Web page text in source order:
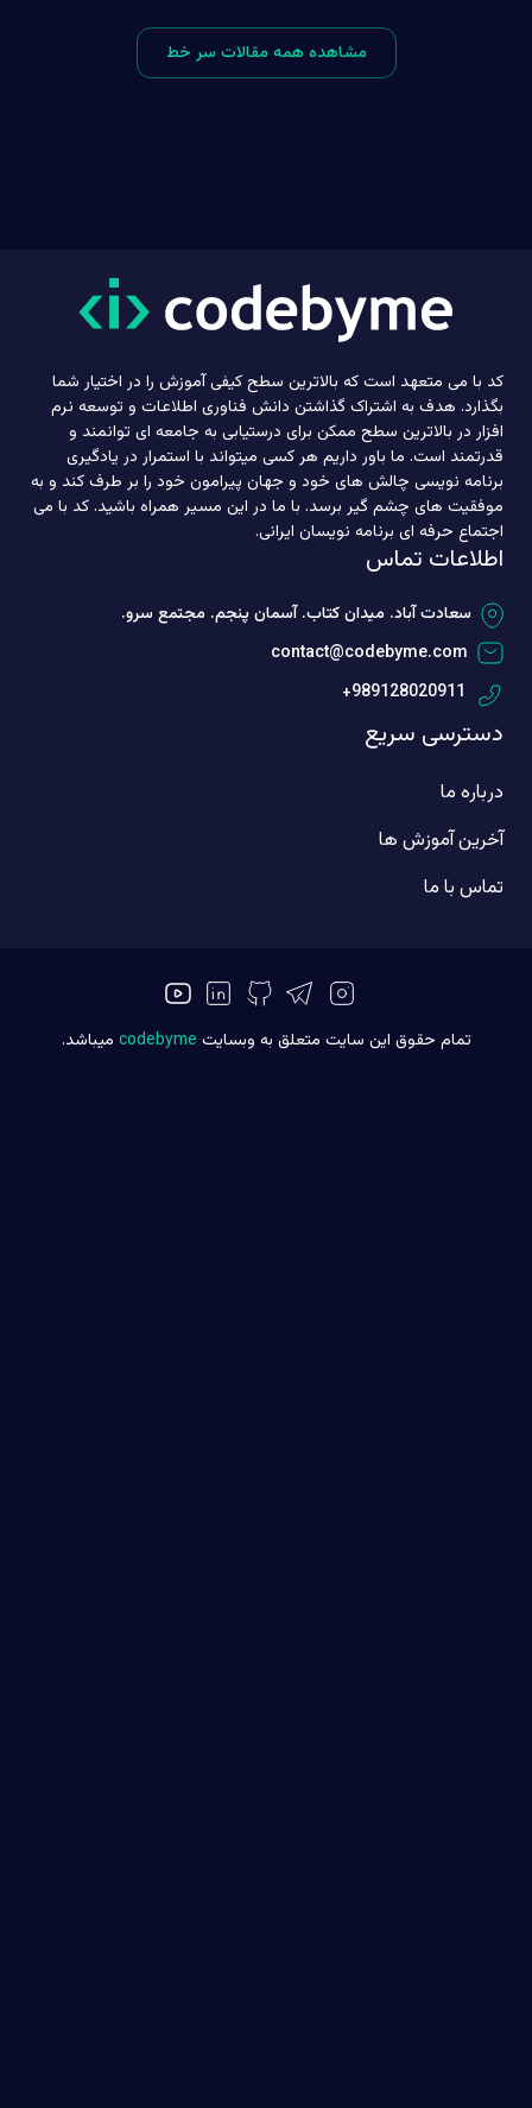
مشاهده همه مقالات سر خط
کد با می متعهد است که بالاترین سطح کیفی آموزش را در اختیار شما
بگذارد. هدف به اشتراک گذاشتن دانش فناوری اطلاعات و توسعه نرم
افزار در بالاترین سطح ممکن برای درستیابی به جامعه ای توانمند و
قدرتمند است. ما باور داریم هر کسی میتواند با استمرار در یادگیری
برنامه نویسی چالش های خود و جهان پیرامون خود را بر طرف کند و به
موفقیت های چشم گیر برسد. با ما در این مسیر همراه باشید. کد با می
اجتماع حرفه ای برنامه نویسان ایرانی.
اطلاعات تماس
سعادت آباد. میدان کتاب. آسمان پنجم. مجتمع سرو.
contact@codebyme.com
+989128020911
دسترسی سریع
درباره ما
آخرین آموزش ها
تماس با ما
تمام حقوق این سایت متعلق به وبسایت codebyme میباشد.